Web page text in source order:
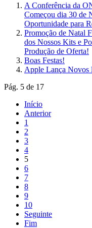
A Conferência da
Começou dia 30 de
Oportunidade para
Promoção de Natal
dos Nossos Kits e
Produção de Oferta!
Boas Festas!
Apple Lança Novos
Pág. 5 de 17
Início
Anterior
1
2
3
4
5
6
7
8
9
10
Seguinte
Fim